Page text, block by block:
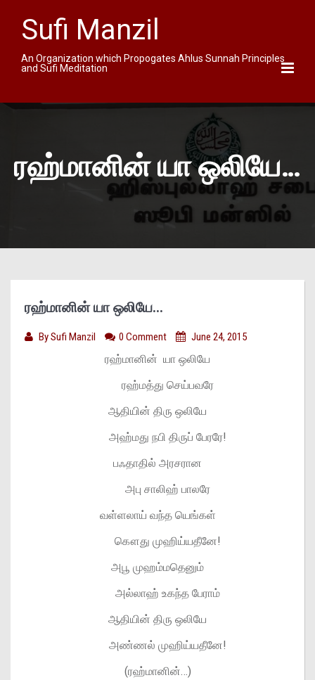
Sufi Manzil
An Organization which Propogates Ahlus Sunnah Principles
and Sufi Meditation
ரஹ்மானின் யா ஒலியே…
ரஹ்மானின் யா ஒலியே…
BySufi Manzil 0 Comment June 24, 2015
ரஹ்மானின் யா ஒலியே
ரஹ்மத்து செய்பவரே
ஆதியின் திரு ஒலியே
அஹ்மது நபி திருப் பேரரே!
பஃதாதில் அரசரான
அபு சாலிஹ் பாலரே
வள்ளலாய் வந்த யெங்கள்
கௌது முஹிய்யதீனே!
அபூ முஹம்மதெனும்
அல்லாஹ் உகந்த பேராம்
ஆதியின் திரு ஒலியே
அண்ணல் முஹிய்யதீனே!
(ரஹ்மானின்…)